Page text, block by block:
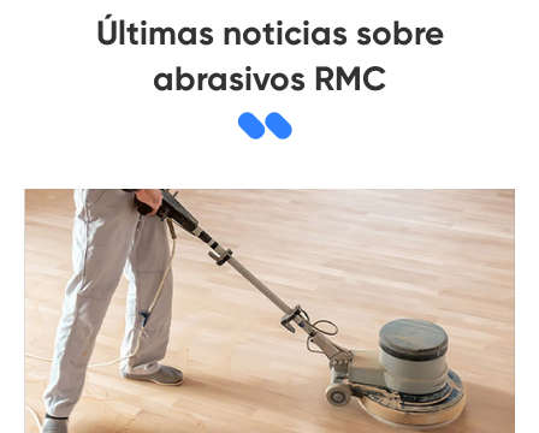
Últimas noticias sobre
abrasivos RMC